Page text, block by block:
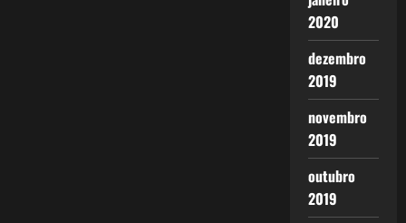
2020
dezembro
2019
novembro
2019
outubro
2019